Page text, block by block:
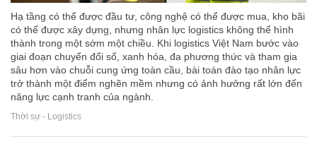
Hạ tầng có thể được đầu tư, công nghệ có thể được mua, kho bãi
có thể được xây dựng, nhưng nhân lực logistics không thể hình
thành trong một sớm một chiều. Khi logistics Việt Nam bước vào
giai đoạn chuyển đổi số, xanh hóa, đa phương thức và tham gia
sâu hơn vào chuỗi cung ứng toàn cầu, bài toán đào tạo nhân lực
trở thành một điểm nghẽn mềm nhưng có ảnh hưởng rất lớn đến
năng lực cạnh tranh của ngành.
Thời sự - Logistics